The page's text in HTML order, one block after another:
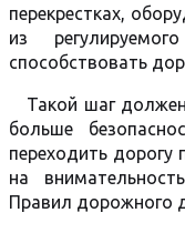
перекрестках,
из
способствовать
Такой шаг
больше
переходить дорогу
на
Правил дорожного